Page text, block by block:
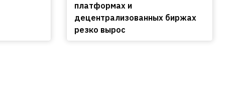
платформах и
децентрализованных биржах
резко вырос